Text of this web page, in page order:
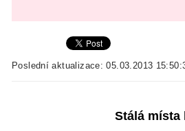
Poslední aktualizace: 05.03.2013
Stálá místa